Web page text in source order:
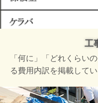
工
「何に」「どれくらい
る費用内訳を掲載してい